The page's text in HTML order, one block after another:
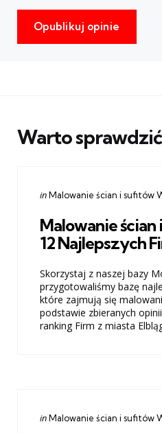
Warto
Categories
Posted
inMalowanie ścian i sufitów
Malowanie
12 Najlepszych
Skorzystaj z naszej bazy
przygotowaliśmy bazę
które zajmują się
podstawie zbieranych
ranking Firm z miasta
Categories
Posted
inMalowanie ścian i sufitów